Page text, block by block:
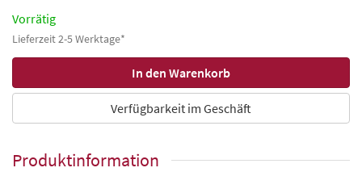
Vorrätig
Lieferzeit 2-5 Werktage*
Verfügbarkeit im Geschäft
Produktinformation